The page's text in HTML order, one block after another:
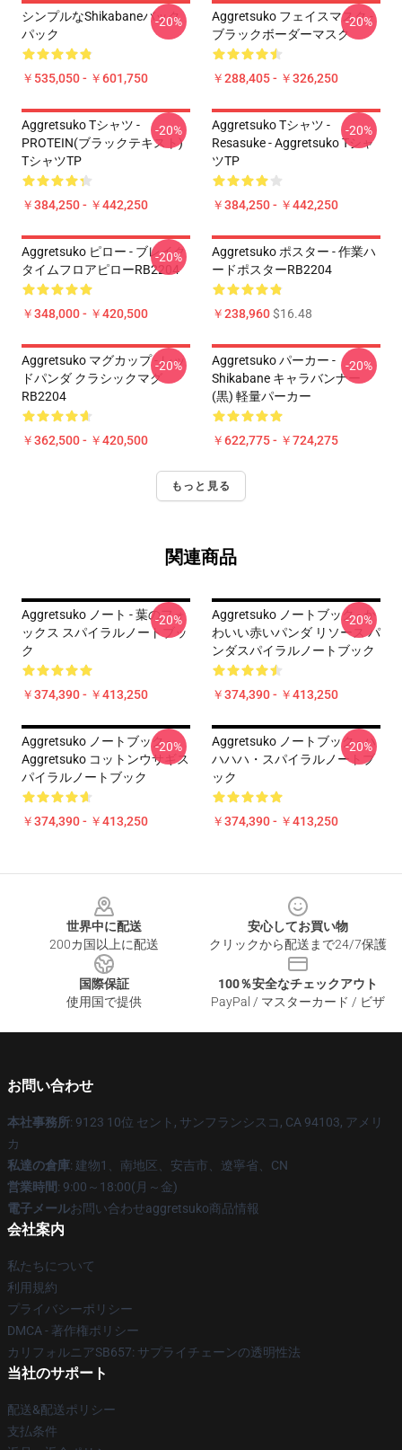
シンプルなShikabaneバック
パック
￥535,050 - ￥601,750
-20%
Aggretsuko フェイスマスク -
ブラックボーダーマスク
￥288,405 - ￥326,250
-20%
Aggretsuko Tシャツ -
PROTEIN(ブラックテキスト)
TシャツTP
￥384,250 - ￥442,250
-20%
Aggretsuko Tシャツ -
Resasuke - Aggretsuko Tシャ
ツTP
￥384,250 - ￥442,250
-20%
Aggretsuko ピロー - ブレイク
タイムフロアピローRB2204
￥348,000 - ￥420,500
-20%
Aggretsuko ポスター - 作業ハ
ードポスターRB2204
￥238,960$16.48
Aggretsuko マグカップ - レッ
ドパンダ クラシックマグ
RB2204
￥362,500 - ￥420,500
-20%
Aggretsuko パーカー -
Shikabane キャラバンナー
(黒) 軽量パーカー
￥622,775 - ￥724,275
-20%
もっと見る
関連商品
Aggretsuko ノート - 葉のフォ
ックス スパイラルノートブッ
ク
￥374,390 - ￥413,250
-20%
Aggretsuko ノートブック - か
わいい赤いパンダ リソース パ
ンダスパイラルノートブック
￥374,390 - ￥413,250
-20%
Aggretsuko ノートブック -
Aggretsuko コットンウサギス
パイラルノートブック
￥374,390 - ￥413,250
-20%
Aggretsuko ノートブック - ハ
ハハハ・スパイラルノートブ
ック
￥374,390 - ￥413,250
-20%
世界中に配送
200カ国以上に配送
安心してお買い物
クリックから配送まで24/7保護
国際保証
使用国で提供
100％安全なチェックアウト
PayPal / マスターカード / ビザ
お問い合わせ
本社事務所: 9123 10位 セント, サンフランシスコ, CA 94103, アメリ
カ
私達の倉庫: 建物1、南地区、安吉市、遼寧省、CN
営業時間: 9:00～18:00(月～金)
電子メールお問い合わせaggretsuko商品情報
会社案内
私たちについて
利用規約
プライバシーポリシー
DMCA - 著作権ポリシー
カリフォルニアSB657: サプライチェーンの透明性法
当社のサポート
配送&配送ポリシー
支払条件